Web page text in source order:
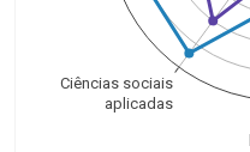
Ciências sociais
aplicadas